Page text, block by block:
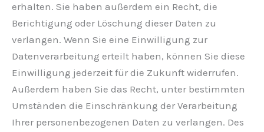
erhalten. Sie haben außerdem ein Recht, die
Berichtigung oder Löschung dieser Daten zu
verlangen. Wenn Sie eine Einwilligung zur
Datenverarbeitung erteilt haben, können Sie diese
Einwilligung jederzeit für die Zukunft widerrufen.
Außerdem haben Sie das Recht, unter bestimmten
Umständen die Einschränkung der Verarbeitung
Ihrer personenbezogenen Daten zu verlangen. Des